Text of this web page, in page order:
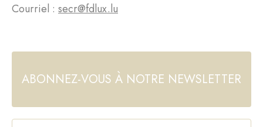
Courriel : secr@fdlux.lu
ABONNEZ-VOUS À NOTRE NEWSLETTER